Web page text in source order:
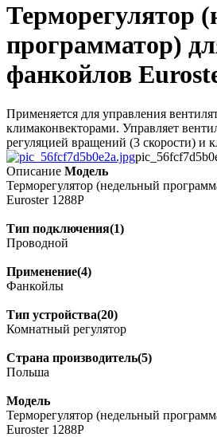
Терморегулятор
программатор)
фанкойлов
Применяется для управления
климаконвекторами. Управляет
регуляцией вращений (3 скорости) и
Описание Модель
Терморегулятор (недельный
Euroster 1288P
Тип подключения(1)
Проводной
Применение(4)
Фанкойлы
Тип устройства(20)
Комнатный регулятор
Страна производитель(5)
Польша
Модель
Терморегулятор (недельный
Euroster 1288P